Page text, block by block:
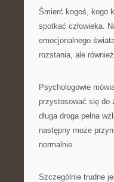
Śmierć kogoś, kogo
spotkać człowieka.
emocjonalnego
rozstania, ale
Psychologowie
przystosować się do
długa droga pełna
następny może
normalnie.
Szczególnie trudne